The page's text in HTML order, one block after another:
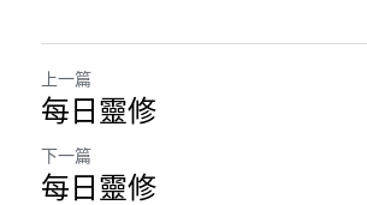
上一篇
每日靈修
下一篇
每日靈修